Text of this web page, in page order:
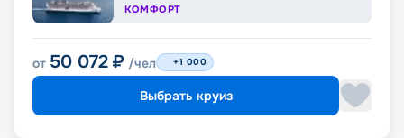
КОМФОРТ
от 50 072 ₽ /чел +1 000
Выбрать круиз